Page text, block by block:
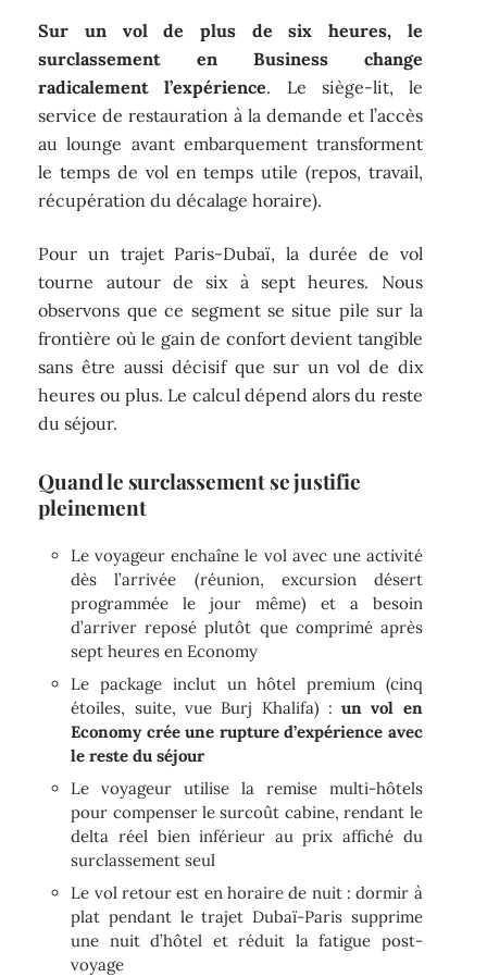
Sur un vol de plus de six heures, le
surclassement en Business change
radicalement l’expérience. Le siège-lit, le
service de restauration à la demande et l’accès
au lounge avant embarquement transforment
le temps de vol en temps utile (repos, travail,
récupération du décalage horaire).
Pour un trajet Paris-Dubaï, la durée de vol
tourne autour de six à sept heures. Nous
observons que ce segment se situe pile sur la
frontière où le gain de confort devient tangible
sans être aussi décisif que sur un vol de dix
heures ou plus. Le calcul dépend alors du reste
du séjour.
Quand le surclassement se justifie
pleinement
Le voyageur enchaîne le vol avec une activité
dès l’arrivée (réunion, excursion désert
programmée le jour même) et a besoin
d’arriver reposé plutôt que comprimé après
sept heures en Economy
Le package inclut un hôtel premium (cinq
étoiles, suite, vue Burj Khalifa) :un vol en
Economy crée une rupture d’expérience avec
le reste du séjour
Le voyageur utilise la remise multi-hôtels
pour compenser le surcoût cabine, rendant le
delta réel bien inférieur au prix affiché du
surclassement seul
Le vol retour est en horaire de nuit : dormir à
plat pendant le trajet Dubaï-Paris supprime
une nuit d’hôtel et réduit la fatigue post-
voyage